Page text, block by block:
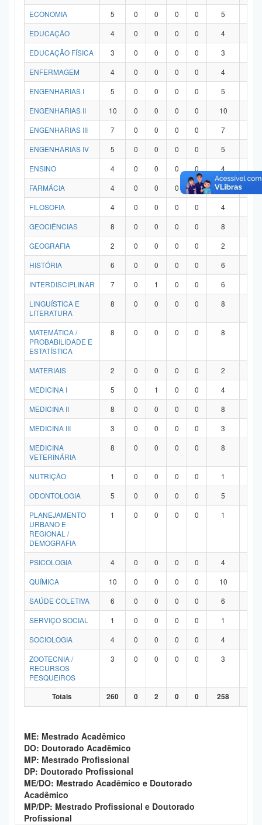
ECONOMIA
5 0 0 0 0 5
EDUCAÇÃO
4 0 0 0 0 4
EDUCAÇÃO FÍSICA
3 0 0 0 0 3
ENFERMAGEM
4 0 0 0 0 4
ENGENHARIAS I
5 0 0 0 0 5
ENGENHARIAS II
10 0 0 0 0 10
ENGENHARIAS III
7 0 0 0 0 7
ENGENHARIAS IV
5 0 0 0 0 5
ENSINO
4 0 0 0 0 4
FARMÁCIA
4 0 0 0 0 4
FILOSOFIA
4 0 0 0 0 4
GEOCIÊNCIAS
8 0 0 0 0 8
GEOGRAFIA
2 0 0 0 0 2
HISTÓRIA
6 0 0 0 0 6
INTERDISCIPLINAR
7 0 1 0 0 6
LINGUÍSTICA E
LITERATURA
8 0 0 0 0 8
MATEMÁTICA /
PROBABILIDADE E
ESTATÍSTICA
8 0 0 0 0 8
MATERIAIS 2 0 0 0 0 2
MEDICINA I
5 0 1 0 0 4
MEDICINA II
8 0 0 0 0 8
MEDICINA III
3 0 0 0 0 3
MEDICINA
VETERINÁRIA
8 0 0 0 0 8
NUTRIÇÃO 1 0 0 0 0 1
ODONTOLOGIA
5 0 0 0 0 5
PLANEJAMENTO
URBANO E
REGIONAL /
DEMOGRAFIA
1 0 0 0 0 1
PSICOLOGIA 4 0 0 0 0 4
QUÍMICA
10 0 0 0 0 10
SAÚDE COLETIVA
6 0 0 0 0 6
SERVIÇO SOCIAL
1 0 0 0 0 1
SOCIOLOGIA
4 0 0 0 0 4
ZOOTECNIA /
RECURSOS
PESQUEIROS
3 0 0 0 0 3
Totais 260 0 2 0 0 258
ME: Mestrado Acadêmico
DO: Doutorado Acadêmico
MP: Mestrado Profissional
DP: Doutorado Profissional
ME/DO: Mestrado Acadêmico e Doutorado
Acadêmico
MP/DP: Mestrado Profissional e Doutorado
Profissional